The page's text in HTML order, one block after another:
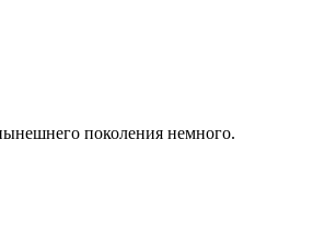
поколения немного.